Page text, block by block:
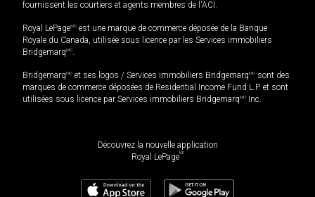
fournissent les courtiers et agents membres de l'ACI.
Royal LePageMD est une marque de commerce déposée de la Banque
Royale du Canada, utilisée sous licence par les Services immobiliers
BridgemarqMD.
BridgemarqMD et ses logos / Services immobiliers BridgemarqMD sont des
marques de commerce déposées de Residential Income Fund L.P. et sont
utilisées sous licence par Services immobiliers BridgemarqMD Inc.
Découvrez la nouvelle application
Royal LePageMD